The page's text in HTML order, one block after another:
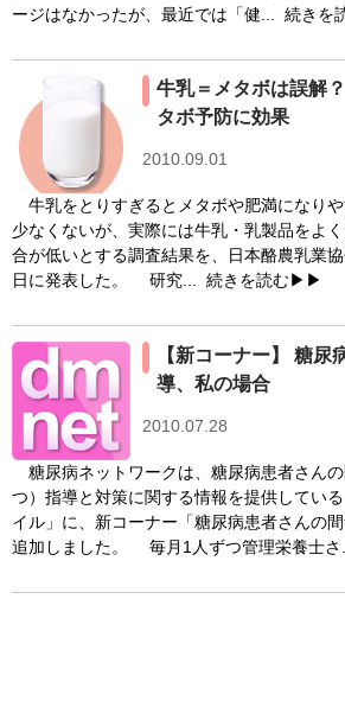
ージはなかったが、最近では「健... 続きを
牛乳＝メタボは誤解
タボ予防に効果
2010.09.01
牛乳をとりすぎるとメタボや肥満になり
少なくないが、実際には牛乳・乳製品をよ
合が低いとする調査結果を、日本酪農乳業
日に発表した。 研究... 続きを読む▶▶
【新コーナー】 糖尿
導、私の場合
2010.07.28
糖尿病ネットワークは、糖尿病患者さん
つ）指導と対策に関する情報を提供してい
イル」に、新コーナー「糖尿病患者さんの
追加しました。 毎月1人ずつ管理栄養士さ